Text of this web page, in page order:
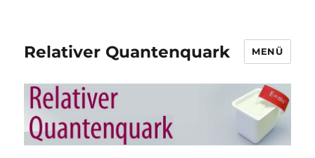
Relativer Quantenquark MENÜ